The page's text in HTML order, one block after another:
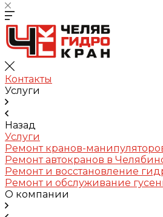
Контакты
Услуги
Назад
Услуги
Ремонт кранов-
Ремонт автокранов в
Ремонт и восстановление
Ремонт и обслуживание
О компании